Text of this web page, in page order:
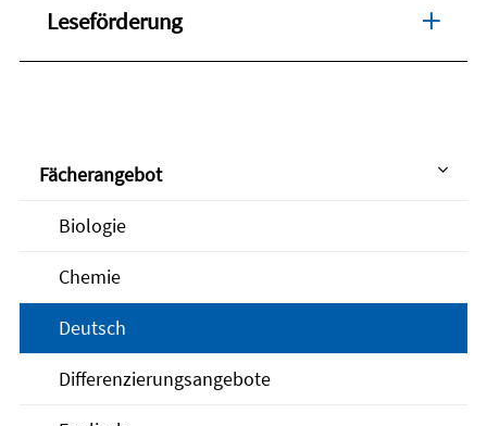
Leseförderung
Fächerangebot
Biologie
Chemie
Deutsch
Differenzierungsangebote